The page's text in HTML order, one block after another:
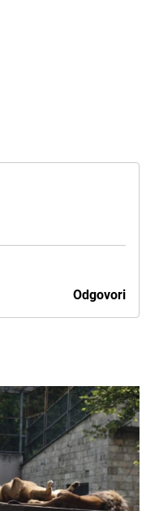
Odgovori